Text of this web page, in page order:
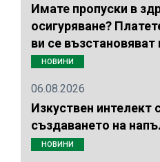
Имате пропуски в
осигуряване?
ви се възстановяват
НОВИНИ
06.08.2026
Изкуствен интелект
създаването на
НОВИНИ